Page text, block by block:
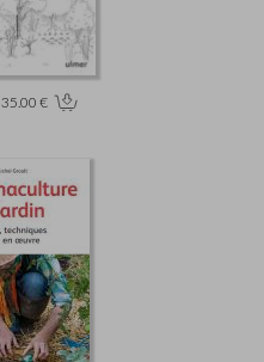
35.00 €